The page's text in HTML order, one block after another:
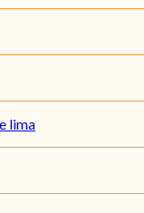
lima